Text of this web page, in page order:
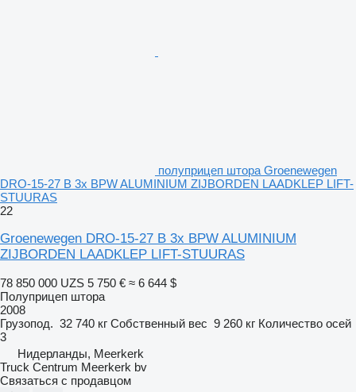
полуприцеп штора Groenewegen
DRO-15-27 B 3x BPW ALUMINIUM ZIJBORDEN LAADKLEP LIFT-
STUURAS
22
Groenewegen DRO-15-27 B 3x BPW ALUMINIUM
ZIJBORDEN LAADKLEP LIFT-STUURAS
78 850 000 UZS 5 750 € ≈ 6 644 $
Полуприцеп штора
2008
Грузопод. 32 740 кг Собственный вес 9 260 кг Количество осей
3
Нидерланды, Meerkerk
Truck Centrum Meerkerk bv
Связаться с продавцом